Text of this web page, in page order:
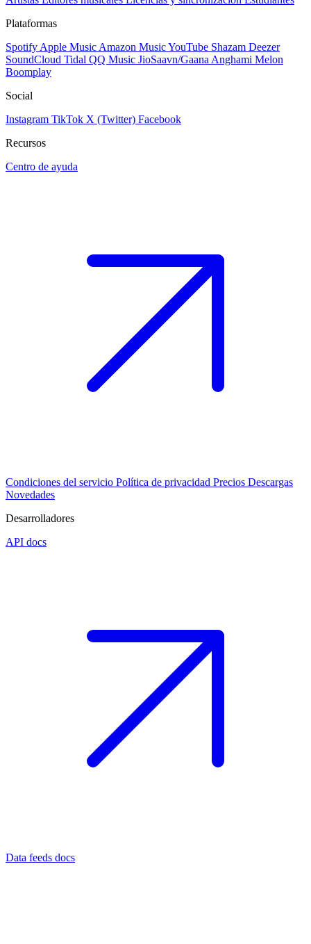
Plataformas
Spotify Apple Music Amazon MusicYouTube Shazam Deezer
SoundCloud Tidal QQ Music JioSaavn/Gaana Anghami Melon
Boomplay
Social
Instagram TikTok X (Twitter) Facebook
Recursos
Centro de ayuda
Condiciones del servicio Política de privacidad Precios Descargas
Novedades
Desarrolladores
API docs
Data feeds docs